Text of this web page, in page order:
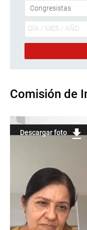
Comisión de
Descargar foto